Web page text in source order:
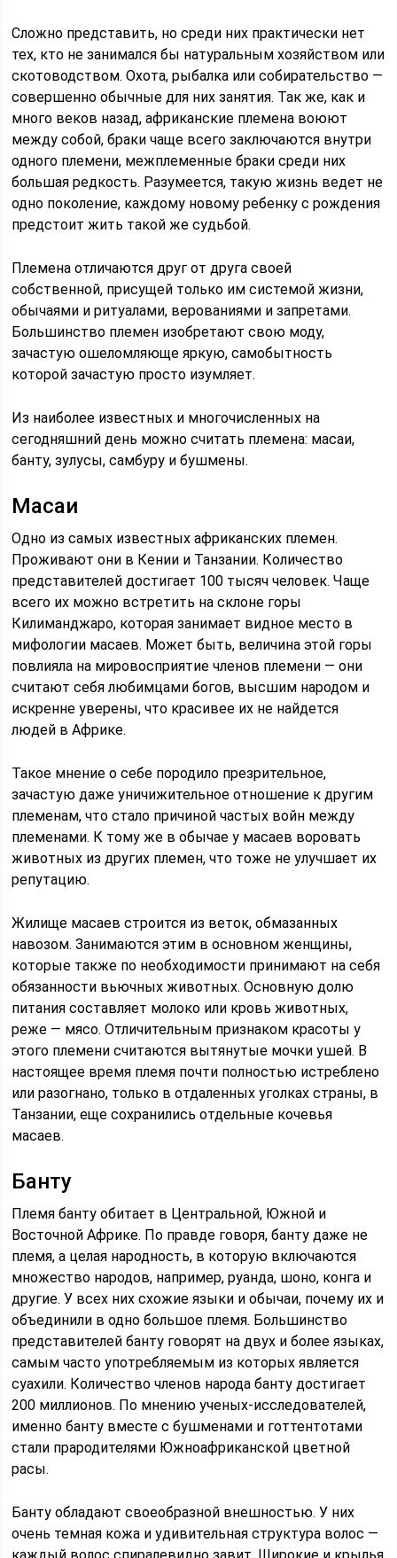
Сложно представить, но среди них практически нет
тех, кто не занимался бы натуральным хозяйством или
скотоводством. Охота, рыбалка или собирательство —
совершенно обычные для них занятия. Так же, как и
много веков назад, африканские племена воюют
между собой, браки чаще всего заключаются внутри
одного племени, межплеменные браки среди них
большая редкость. Разумеется, такую жизнь ведет не
одно поколение, каждому новому ребенку с рождения
предстоит жить такой же судьбой.
Племена отличаются друг от друга своей
собственной, присущей только им системой жизни,
обычаями и ритуалами, верованиями и запретами.
Большинство племен изобретают свою моду,
зачастую ошеломляюще яркую, самобытность
которой зачастую просто изумляет.
Из наиболее известных и многочисленных на
сегодняшний день можно считать племена: масаи,
банту, зулусы, самбуру и бушмены.
Масаи
Одно из самых известных африканских племен.
Проживают они в Кении и Танзании. Количество
представителей достигает 100 тысяч человек. Чаще
всего их можно встретить на склоне горы
Килиманджаро, которая занимает видное место в
мифологии масаев. Может быть, величина этой горы
повлияла на мировосприятие членов племени — они
считают себя любимцами богов, высшим народом и
искренне уверены, что красивее их не найдется
людей в Африке.
Такое мнение о себе породило презрительное,
зачастую даже уничижительное отношение к другим
племенам, что стало причиной частых войн между
племенами. К тому же в обычае у масаев воровать
животных из других племен, что тоже не улучшает их
репутацию.
Жилище масаев строится из веток, обмазанных
навозом. Занимаются этим в основном женщины,
которые также по необходимости принимают на себя
обязанности вьючных животных. Основную долю
питания составляет молоко или кровь животных,
реже — мясо. Отличительным признаком красоты у
этого племени считаются вытянутые мочки ушей. В
настоящее время племя почти полностью истреблено
или разогнано, только в отдаленных уголках страны, в
Танзании, еще сохранились отдельные кочевья
масаев.
Банту
Племя банту обитает в Центральной, Южной и
Восточной Африке. По правде говоря, банту даже не
племя, а целая народность, в которую включаются
множество народов, например, руанда, шоно, конга и
другие. У всех них схожие языки и обычаи, почему их и
объединили в одно большое племя. Большинство
представителей банту говорят на двух и более языках,
самым часто употребляемым из которых является
суахили. Количество членов народа банту достигает
200 миллионов. По мнению ученых-исследователей,
именно банту вместе с бушменами и готтентотами
стали прародителями Южноафриканской цветной
расы.
Банту обладают своеобразной внешностью. У них
очень темная кожа и удивительная структура волос —